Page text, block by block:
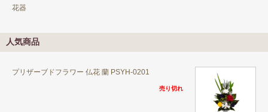
花器
人気商品
プリザーブドフラワー 仏花 蘭 PSYH-0201
売り切れ